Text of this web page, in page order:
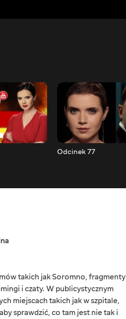
Odcinek 77
takich jak Soromno, fragmenty
i czaty. W publicystycznym
miejscach takich jak w szpitale,
sprawdzić, co tam jest nie tak i